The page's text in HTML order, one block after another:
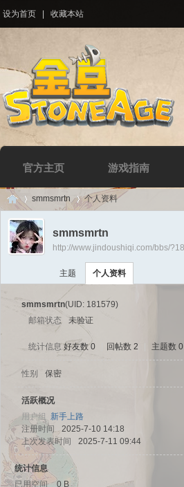
设为首页 收藏本站
官方主页 游戏指南
Di ›
smmsmrtn 个人资料
smmsmrtn
http://www.jindoushiqi.com/bbs/
主题 个人资料
smmsmrtn(UID: 181579)
邮箱状态
未验证
统计信息 好友数 0 回帖数 2 主题数 0
性别 保密
活跃概况
用户组 新手上路
注册时间
2025-7-10 14:18
上次发表时间
2025-7-11 09:44
统计信息
已用空间
0 B